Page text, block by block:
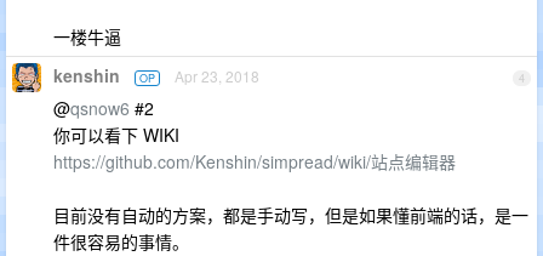
一楼牛逼
4
kenshin OP Apr 23, 2018
@qsnow6 #2
你可以看下 WIKI
https://github.com/Kenshin/simpread/wiki/站点编辑器
目前没有自动的方案，都是手动写，但是如果懂前端的话，是一
件很容易的事情。